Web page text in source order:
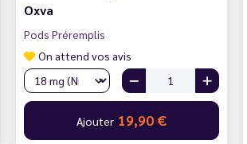
Oxva
Pods Préremplis
On attend vos avis
Ajouter 19,90 €